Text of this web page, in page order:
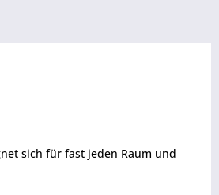
sich für fast jeden Raum und